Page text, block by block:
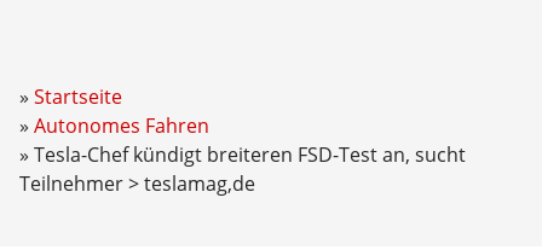
Startseite
Autonomes Fahren
Tesla-Chef kündigt breiteren FSD-Test an, sucht
Teilnehmer > teslamag,de